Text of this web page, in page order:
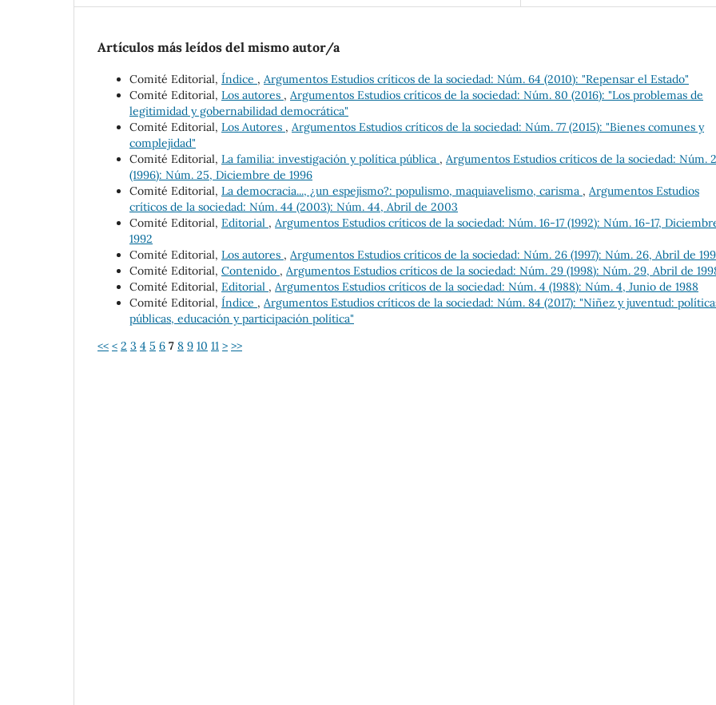
Artículos más leídos del mismo autor/a
Comité Editorial, Índice , Argumentos Estudios críticos de la sociedad: Núm. 64 (2010): "Repensar el Estado"
Comité Editorial, Los autores , Argumentos Estudios críticos de la sociedad: Núm. 80 (2016): "Los problemas de
legitimidad y gobernabilidad democrática"
Comité Editorial, Los Autores , Argumentos Estudios críticos de la sociedad: Núm. 77 (2015): "Bienes comunes y
complejidad"
Comité Editorial, La familia: investigación y política pública , Argumentos Estudios críticos de la sociedad: Núm.
(1996): Núm. 25, Diciembre de 1996
Comité Editorial, La democracia..., ¿un espejismo?: populismo, maquiavelismo, carisma , Argumentos Estudios
críticos de la sociedad: Núm. 44 (2003): Núm. 44, Abril de 2003
Comité Editorial, Editorial , Argumentos Estudios críticos de la sociedad: Núm. 16-17 (1992): Núm. 16-17,
1992
Comité Editorial, Los autores , Argumentos Estudios críticos de la sociedad: Núm. 26 (1997): Núm. 26, Abril de
Comité Editorial, Contenido , Argumentos Estudios críticos de la sociedad: Núm. 29 (1998): Núm. 29, Abril de
Comité Editorial, Editorial , Argumentos Estudios críticos de la sociedad: Núm. 4 (1988): Núm. 4, Junio de 1988
Comité Editorial, Índice , Argumentos Estudios críticos de la sociedad: Núm. 84 (2017): "Niñez y juventud:
públicas, educación y participación política"
<< < 2 3 4 5 6 7 8 9 10 11 > >>